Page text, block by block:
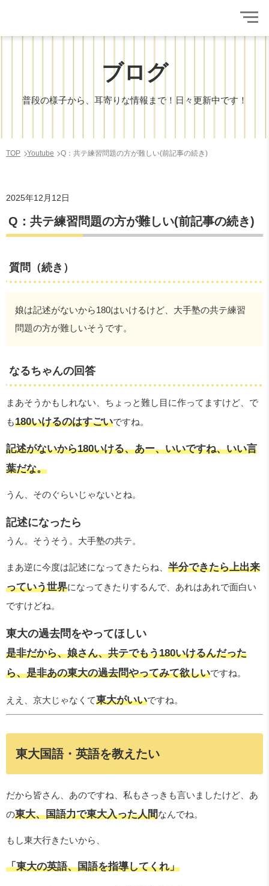
ブログ
普段の様子から、耳寄りな情報まで！日々更新中です！
TOP Youtube Q：共テ練習問題の方が難しい(前記事の続き)
2025年12月12日
Q：共テ練習問題の方が難しい(前記事の続き)
質問（続き）
娘は記述がないから180はいけるけど、大手塾の共テ練習
問題の方が難しいそうです。
なるちゃんの回答
まあそうかもしれない、ちょっと難し目に作ってますけど、で
も180いけるのはすごいですね。
記述がないから180いける、あー、いいですね、いい言
葉だな。
うん、そのぐらいじゃないとね。
記述になったら
うん。そうそう。大手塾の共テ。
まあ逆に今度は記述になってきたらね、 半分できたら上出来
っていう世界になってきたりするんで、あれはあれで面白い
ですけどね。
東大の過去問をやってほしい
是非だから、娘さん、共テでもう180いけるんだった
ら、是非あの東大の過去問やってみて欲しいですね。
ええ、京大じゃなくて東大がいいですね。
東大国語・英語を教えたい
だから皆さん、あのですね、私もさっきも言いましたけど、あ
の東大、国語力で東大入った人間なんでね。
もし東大行きたいから、
「東大の英語、国語を指導してくれ」